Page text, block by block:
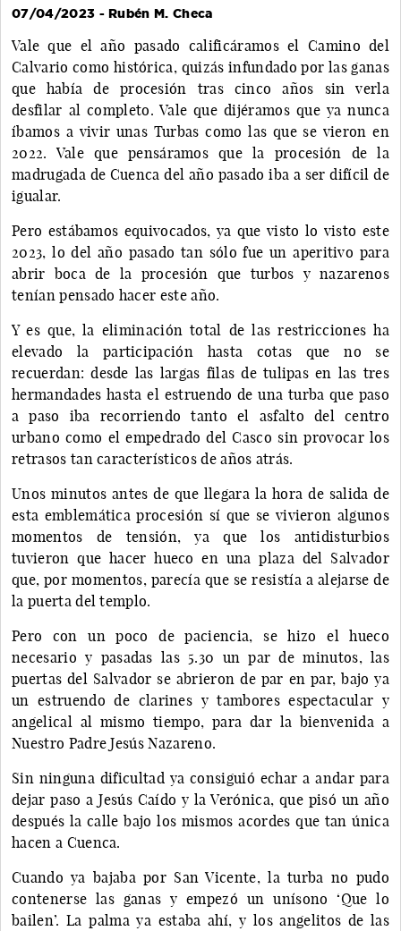
07/04/2023 - Rubén M. Checa
Vale que el año pasado calificáramos el Camino del
Calvario como histórica, quizás infundado por las ganas
que había de procesión tras cinco años sin verla
desfilar al completo. Vale que dijéramos que ya nunca
íbamos a vivir unas Turbas como las que se vieron en
2022. Vale que pensáramos que la procesión de la
madrugada de Cuenca del año pasado iba a ser difícil de
igualar.
Pero estábamos equivocados, ya que visto lo visto este
2023, lo del año pasado tan sólo fue un aperitivo para
abrir boca de la procesión que turbos y nazarenos
tenían pensado hacer este año.
Y es que, la eliminación total de las restricciones ha
elevado la participación hasta cotas que no se
recuerdan: desde las largas filas de tulipas en las tres
hermandades hasta el estruendo de una turba que paso
a paso iba recorriendo tanto el asfalto del centro
urbano como el empedrado del Casco sin provocar los
retrasos tan característicos de años atrás.
Unos minutos antes de que llegara la hora de salida de
esta emblemática procesión sí que se vivieron algunos
momentos de tensión, ya que los antidisturbios
tuvieron que hacer hueco en una plaza del Salvador
que, por momentos, parecía que se resistía a alejarse de
la puerta del templo.
Pero con un poco de paciencia, se hizo el hueco
necesario y pasadas las 5.30 un par de minutos, las
puertas del Salvador se abrieron de par en par, bajo ya
un estruendo de clarines y tambores espectacular y
angelical al mismo tiempo, para dar la bienvenida a
Nuestro Padre Jesús Nazareno.
Sin ninguna dificultad ya consiguió echar a andar para
dejar paso a Jesús Caído y la Verónica, que pisó un año
después la calle bajo los mismos acordes que tan única
hacen a Cuenca.
Cuando ya bajaba por San Vicente, la turba no pudo
contenerse las ganas y empezó un unísono ‘Que lo
bailen’. La palma ya estaba ahí, y los angelitos de las